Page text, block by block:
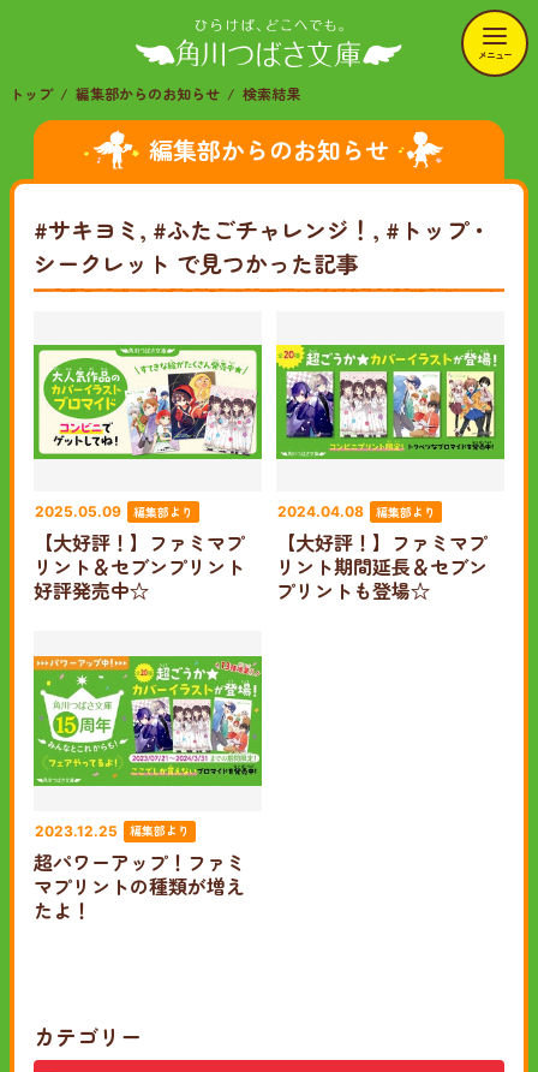
メニュー
トップ 編集部からのお知らせ 検索結果
編集部からのお知らせ
#サキヨミ, #ふたごチャレンジ！, #トップ・
シークレット で見つかった記事
2025.05.09 編集部より
【大好評！】ファミマプ
リント＆セブンプリント
好評発売中☆
2024.04.08 編集部より
【大好評！】ファミマプ
リント期間延長＆セブン
プリントも登場☆
2023.12.25 編集部より
超パワーアップ！ファミ
マプリントの種類が増え
たよ！
カテゴリー